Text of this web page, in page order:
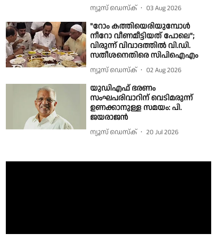
ന്യൂസ് ഡെസ്ക് 03 Aug 2026
"റോം കത്തിയെരിയുമ്പോൾ
നീറോ വീണമീട്ടിയത് പോലെ";
വിരുന്ന് വിവാദത്തിൽ വി.ഡി.
സതീശനെതിരെ സിപിഐഎം
ന്യൂസ് ഡെസ്ക് 02 Aug 2026
യുഡിഎഫ് ഭരണം
സംഘപരിവാറിന് വെടിമരുന്ന്
ഉണക്കാനുള്ള സമയം: പി.
ജയരാജന്‍
ന്യൂസ് ഡെസ്ക് 20 Jul 2026